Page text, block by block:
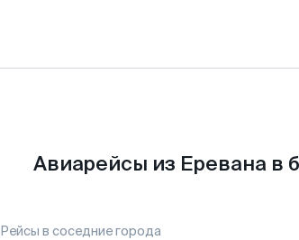
Авиарейсы из Еревана в
Рейсы в соседние города